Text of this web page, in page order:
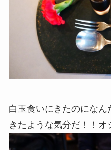
白玉食いにきたのになん
きたような気分だ！！オ